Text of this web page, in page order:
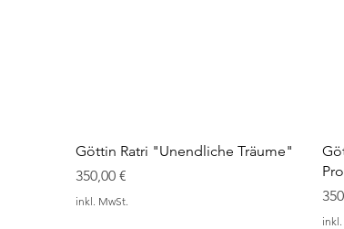
Göttin Ratri "Unendliche Träume"
Preis
350,00 €
inkl. MwSt.